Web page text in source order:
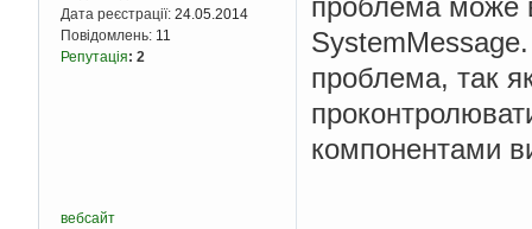
Дата реєстрації: 24.05.2014
Повідомлень: 11
Репутація: 2
проблема, так
компонентами
вебсайт